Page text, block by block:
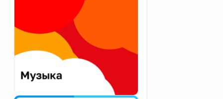
Екатеринбург
Калининград
Калуга